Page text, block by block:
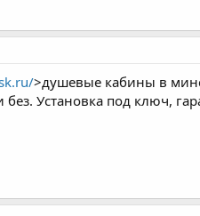
>душевые кабины в
Установка под ключ,